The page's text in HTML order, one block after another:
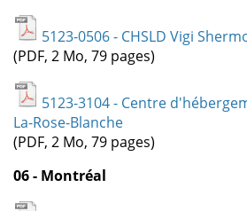
5123-0506 - CHSLD Vigi
(PDF, 2 Mo, 79 pages)
5123-3104 - Centre
La-Rose-Blanche
(PDF, 2 Mo, 79 pages)
06 - Montréal